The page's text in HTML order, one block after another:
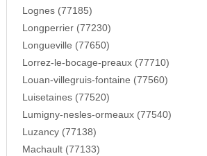
Lognes (77185)
Longperrier (77230)
Longueville (77650)
Lorrez-le-bocage-preaux (77710)
Louan-villegruis-fontaine (77560)
Luisetaines (77520)
Lumigny-nesles-ormeaux (77540)
Luzancy (77138)
Machault (77133)